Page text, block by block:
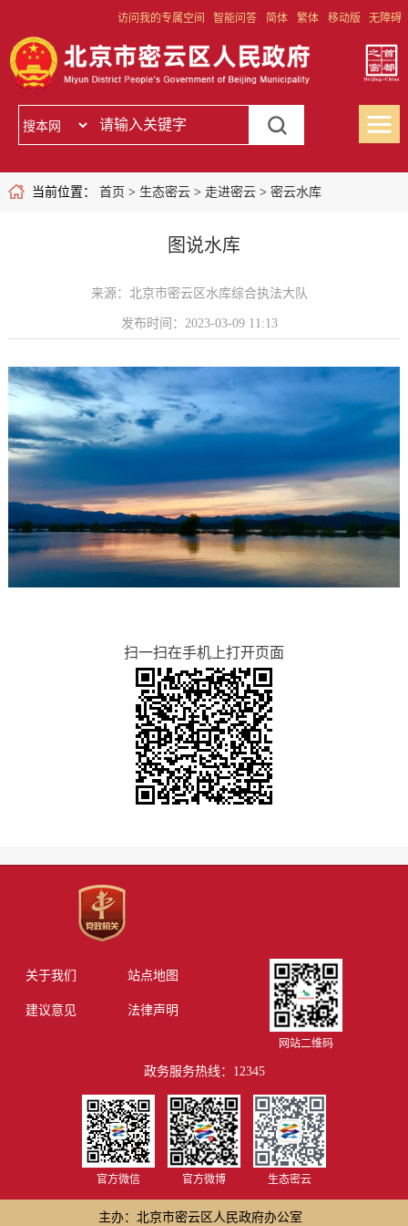
访问我的专属空间 智能问答 简体 繁体 移动版 无障碍
当前位置： 首页 > 生态密云> 走进密云> 密云水库
图说水库
来源：北京市密云区水库综合执法大队
发布时间：2023-03-09 11:13
扫一扫在手机上打开页面
关于我们 站点地图
建议意见 法律声明
网站二维码
政务服务热线：12345
官方微信 官方微博 生态密云
主办：北京市密云区人民政府办公室